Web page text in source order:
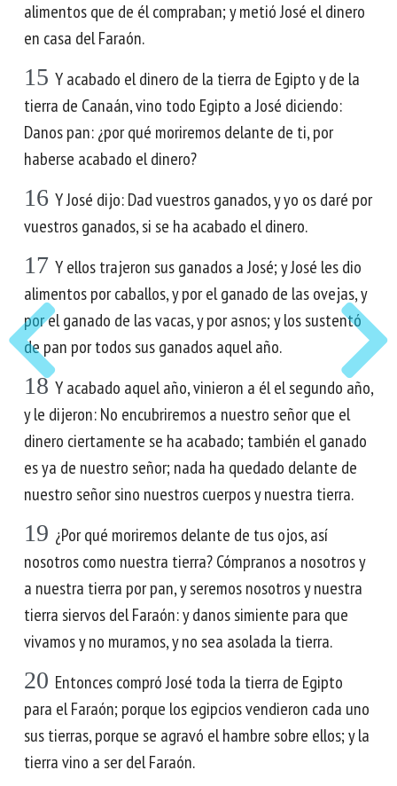
alimentos que de él compraban; y metió José el dinero
en casa del Faraón.
15 Y acabado el dinero de la tierra de Egipto y de la
tierra de Canaán, vino todo Egipto a José diciendo:
Danos pan: ¿por qué moriremos delante de ti, por
haberse acabado el dinero?
16 Y José dijo: Dad vuestros ganados, y yo os daré por
vuestros ganados, si se ha acabado el dinero.
17 Y ellos trajeron sus ganados a José; y José les dio
alimentos por caballos, y por el ganado de las ovejas, y
por el ganado de las vacas, y por asnos; y los sustentó
de pan por todos sus ganados aquel año.
18 Y acabado aquel año, vinieron a él el segundo año,
y le dijeron: No encubriremos a nuestro señor que el
dinero ciertamente se ha acabado; también el ganado
es ya de nuestro señor; nada ha quedado delante de
nuestro señor sino nuestros cuerpos y nuestra tierra.
19 ¿Por qué moriremos delante de tus ojos, así
nosotros como nuestra tierra? Cómpranos a nosotros y
a nuestra tierra por pan, y seremos nosotros y nuestra
tierra siervos del Faraón: y danos simiente para que
vivamos y no muramos, y no sea asolada la tierra.
20 Entonces compró José toda la tierra de Egipto
para el Faraón; porque los egipcios vendieron cada uno
sus tierras, porque se agravó el hambre sobre ellos; y la
tierra vino a ser del Faraón.